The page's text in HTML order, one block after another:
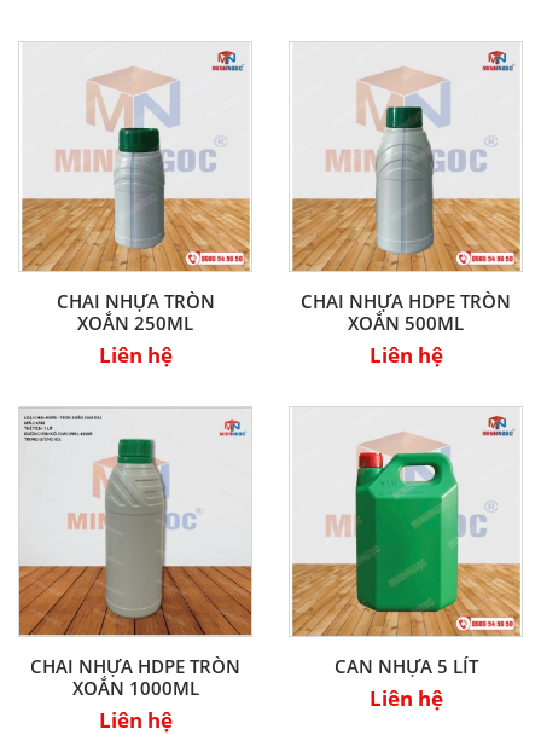
CHAI NHỰA TRÒN
XOẮN 250ML
Liên hệ
CHAI NHỰA HDPE TRÒN
XOẮN 500ML
Liên hệ
CHAI NHỰA HDPE TRÒN
XOẮN 1000ML
Liên hệ
CAN NHỰA 5 LÍT
Liên hệ